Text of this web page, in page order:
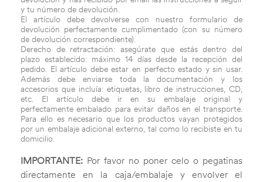
y tu número de devolución.
El artículo debe devolverse con nuestro formulario de
devolución perfectamente cumplimentado (con su número
de devolución correspondiente).
Derecho de retractación: asegúrate que estás dentro del
plazo establecido: máximo 14 días desde la recepción del
pedido. El artículo debe estar en perfecto estado y sin usar.
Además debe enviarse toda la documentación y los
accesorios que incluía: etiquetas, libro de instrucciones, CD,
etc. El artículo debe ir en su embalaje original y
perfectamente embalado para evitar daños en el transporte.
Para ello es necesario que los productos vayan protegidos
por un embalaje adicional externo, tal como lo recibiste en tu
domicilio.
IMPORTANTE: Por favor no poner celo o pegatinas
directamente en la caja/embalaje y envolver el